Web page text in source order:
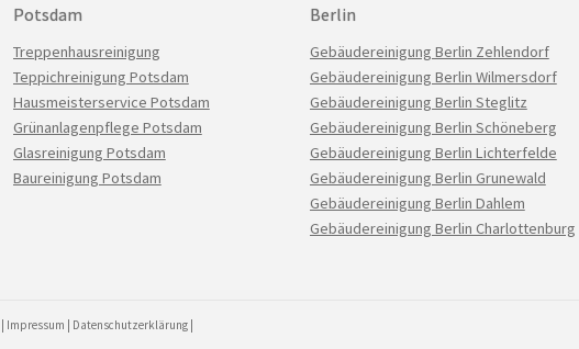
Potsdam
Navigation
überspringen
Treppenhausreinigung
Teppichreinigung Potsdam
Hausmeisterservice Potsdam
Grünanlagenpflege Potsdam
Glasreinigung Potsdam
Baureinigung Potsdam
Berlin
Navigation
überspringen
Gebäudereinigung Berlin Zehlendorf
Gebäudereinigung Berlin Wilmersdorf
Gebäudereinigung Berlin Steglitz
Gebäudereinigung Berlin Schöneberg
Gebäudereinigung Berlin Lichterfelde
Gebäudereinigung Berlin Grunewald
Gebäudereinigung Berlin Dahlem
Gebäudereinigung Berlin Charlottenburg
Impressum Datenschutzerklärung